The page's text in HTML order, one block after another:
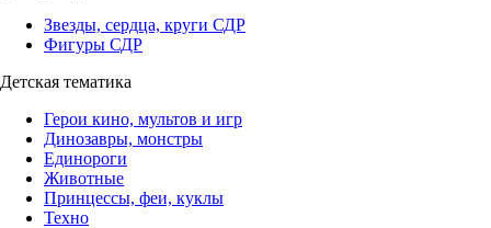
Звезды, сердца, круги СДР
Фигуры СДР
Детская тематика
Герои кино, мультов и игр
Динозавры, монстры
Единороги
Животные
Принцессы, феи, куклы
Техно